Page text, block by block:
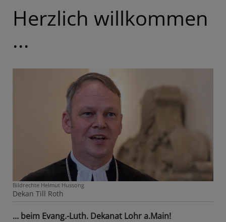
Herzlich willkommen
...
Bildrechte Helmut Hussong
Dekan Till Roth
... beim Evang.-Luth. Dekanat Lohr a.Main!